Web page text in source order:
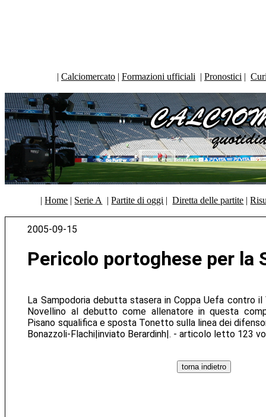
| Calciomercato | Formazioni ufficiali | Pronostici |
|Home | Serie A |Partite di oggi |Diretta delle partite |
2005-09-15
Pericolo portoghese per la
La Sampodoria debutta stasera in Coppa Uefa contro
Novellino al debutto come allenatore in questa
Pisano squalifica e sposta Tonetto sulla linea dei
Bonazzoli-Flachi|inviato Berardinh|. - articolo letto 123